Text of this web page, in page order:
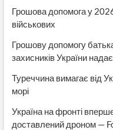
Грошова допомога у
військових
Грошову допомогу
захисників України
Туреччина вимагає від
морі
Україна на фронті
доставлений дроном —